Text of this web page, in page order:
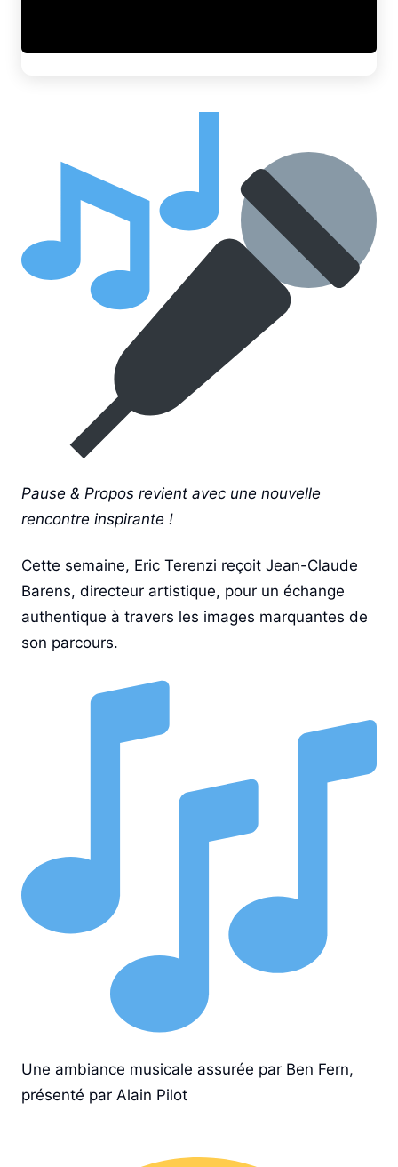
Pause & Propos revient avec une nouvelle
rencontre inspirante !
Cette semaine, Eric Terenzi reçoit Jean-Claude
Barens, directeur artistique, pour un échange
authentique à travers les images marquantes de
son parcours.
Une ambiance musicale assurée par Ben Fern,
présenté par Alain Pilot